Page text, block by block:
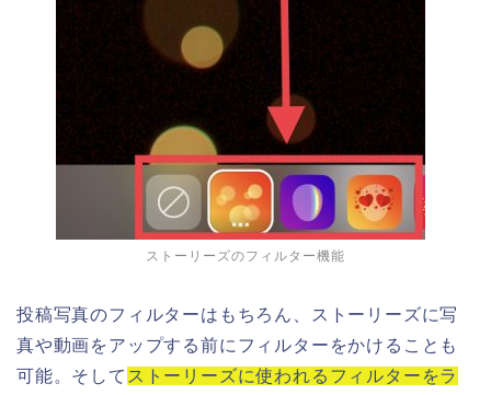
ストーリーズのフィルター機能
投稿写真のフィルターはもちろん、ストーリーズに写
真や動画をアップする前にフィルターをかけることも
可能。そして ストーリーズに使われるフィルターをラ